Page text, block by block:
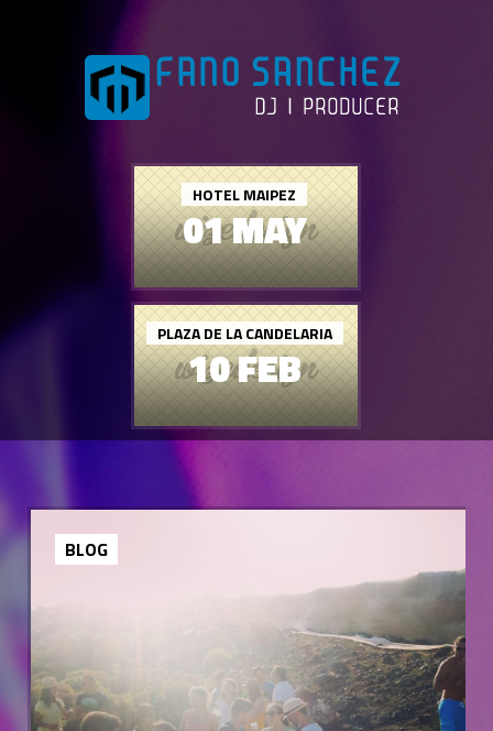
01 MAY
HOTEL MAIPEZ
10 FEB
PLAZA DE LA CANDELARIA
BLOG